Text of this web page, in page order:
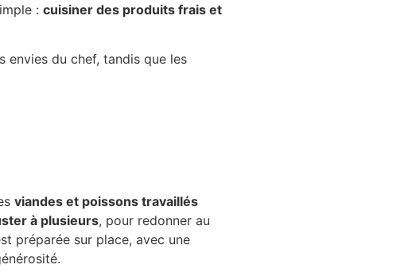
: cuisiner des produits frais et
envies du chef, tandis que les
viandes et poissons travaillés
à plusieurs, pour redonner au
préparée sur place, avec une